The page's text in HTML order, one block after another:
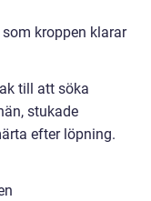
kroppen klarar
till att söka
stukade
efter löpning.